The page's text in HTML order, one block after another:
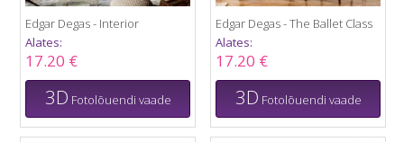
Edgar Degas - Interior
Alates:
17.20 €
3D Fotolõuendi vaade
Edgar Degas - The Ballet Class
Alates:
17.20 €
3D Fotolõuendi vaade